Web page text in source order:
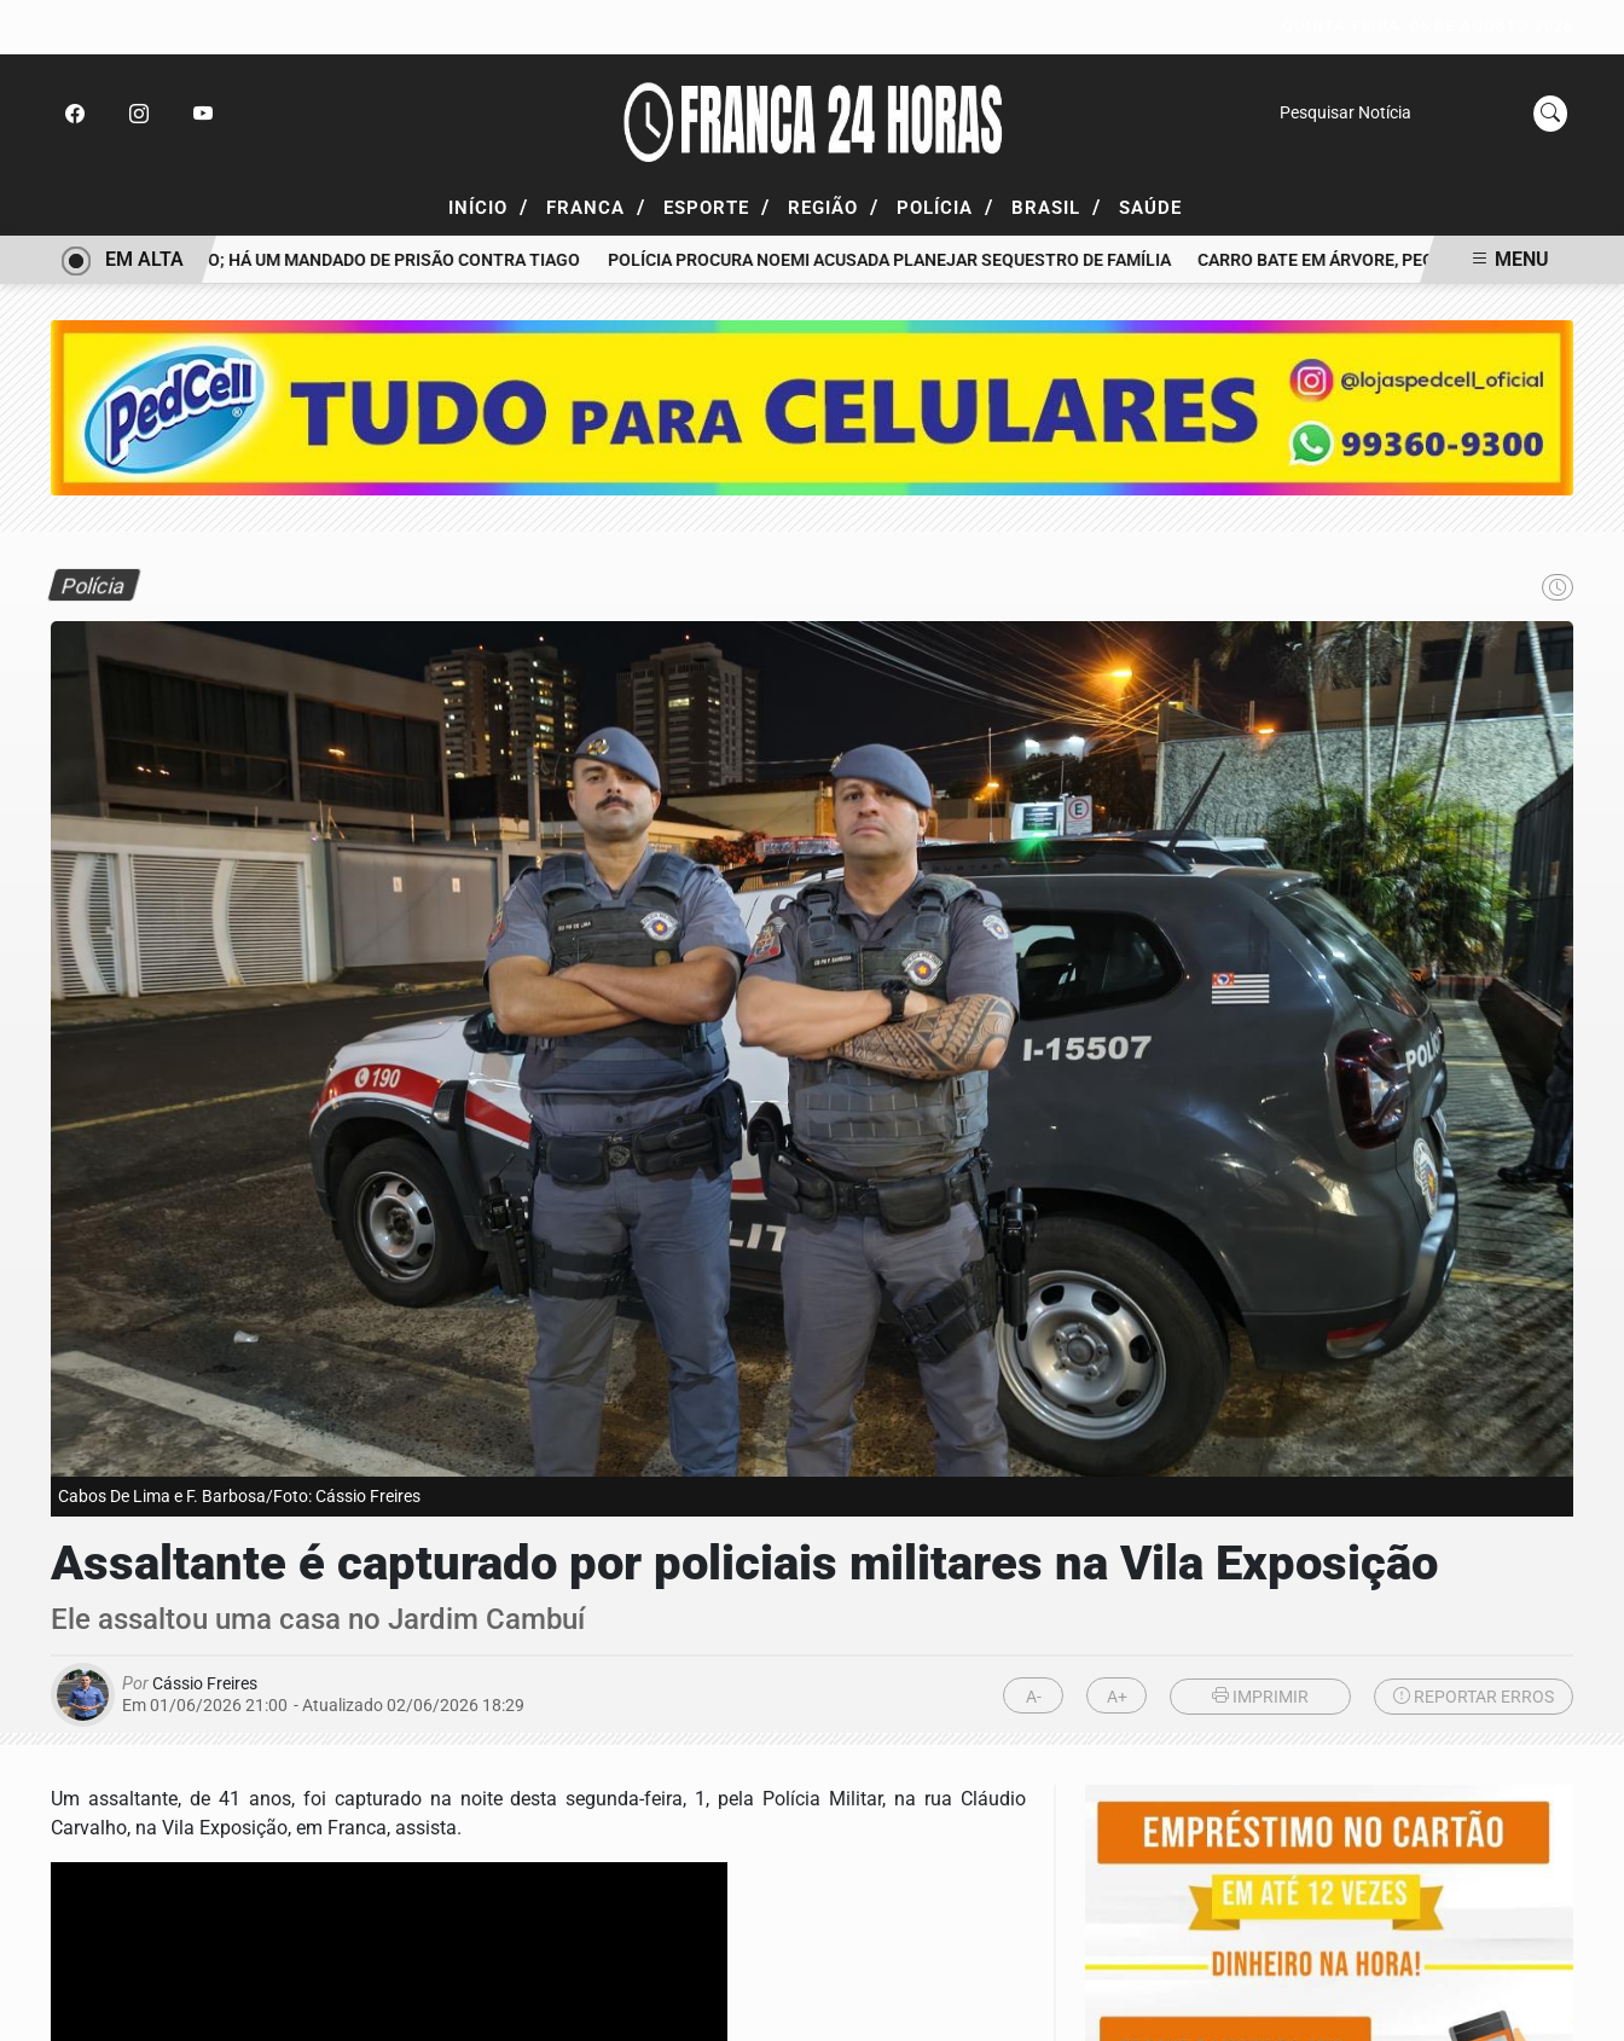
Pesquisar Notícia
INÍCIO / FRANCA / ESPORTE / REGIÃO / POLÍCIA / BRASIL / SAÚDE
É PRESO; HÁ UM MANDADO DE PRISÃO CONTRA TIAGO POLÍCIA PROCURA NOEMI ACUSADA PLANEJAR SEQUESTRO DE FAMÍLIA CARRO BATE EM ÁRVORE, PEGA FOGO E MOTORISTA
EM ALTA MENU
Polícia
Cabos De Lima e F. Barbosa/Foto: Cássio Freires
Assaltante é capturado por policiais militares na Vila Exposição
Ele assaltou uma casa no Jardim Cambuí
PorCássio Freires
Em 01/06/2026 21:00 - Atualizado02/06/2026 18:29 A- A+ IMPRIMIR REPORTAR ERROS
Um assaltante, de 41 anos, foi capturado na noite desta segunda-feira, 1, pela Polícia Militar, na rua Cláudio
Carvalho, na Vila Exposição, em Franca, assista.